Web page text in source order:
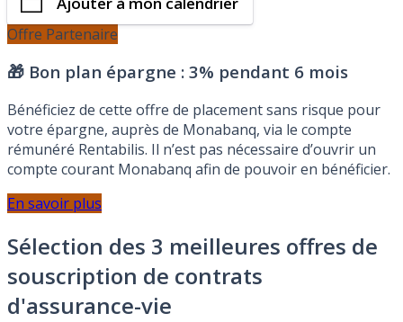
Offre Partenaire
🎁 Bon plan épargne : 3% pendant 6 mois
Bénéficiez de cette offre de placement sans risque pour
votre épargne, auprès de Monabanq, via le compte
rémunéré Rentabilis. Il n’est pas nécessaire d’ouvrir un
compte courant Monabanq afin de pouvoir en bénéficier.
En savoir plus
Sélection des 3 meilleures offres de
souscription de contrats
d'assurance-vie